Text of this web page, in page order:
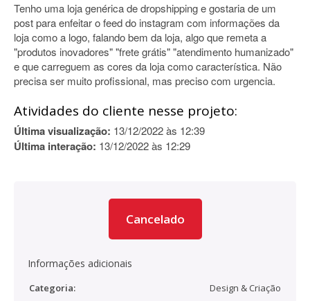
Tenho uma loja genérica de dropshipping e gostaria de um
post para enfeitar o feed do instagram com informações da
loja como a logo, falando bem da loja, algo que remeta a
"produtos inovadores" "frete grátis" "atendimento humanizado"
e que carreguem as cores da loja como característica. Não
precisa ser muito profissional, mas preciso com urgencia.
Atividades do cliente nesse projeto:
Última visualização: 13/12/2022 às 12:39
Última interação: 13/12/2022 às 12:29
Cancelado
Informações adicionais
Categoria:
Design & Criação